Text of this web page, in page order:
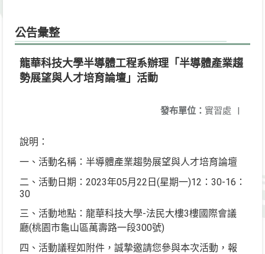
公告彙整
龍華科技大學半導體工程系辦理「半導體產業趨
勢展望與人才培育論壇」活動
發布單位： 實習處 |
說明：
一、活動名稱：半導體產業趨勢展望與人才培育論壇
二、活動日期：2023年05月22日(星期一)12：30-16：
30
三、活動地點：龍華科技大學-法民大樓3樓國際會議
廳(桃園市龜山區萬壽路一段300號)
四、活動議程如附件，誠摯邀請您參與本次活動，報